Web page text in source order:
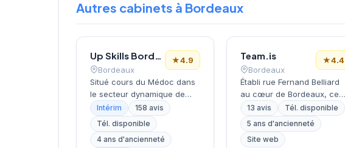
Autres cabinets à Bordeaux
Up Skills Bordeaux
Bordeaux
★4.9
Situé cours du Médoc dans
le secteur dynamique de
Bordeaux, ce cabinet de
recrutement développe son
activité de conseil en
ressources humaines sur la
Intérim
158 avis
Tél. disponible
4 ans d'ancienneté
Team.is
Bordeaux
★4.4
Établi rue Fernand Belliard
au cœur de Bordeaux, ce
cabinet de recrutement
développe ses activités de
conseil en ressources
humaines sous la direction
13 avis
Tél. disponible
5 ans d'ancienneté
Site web